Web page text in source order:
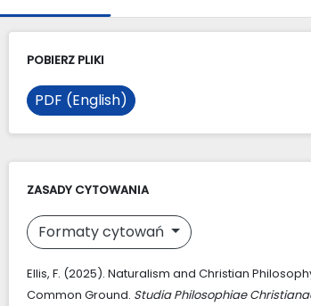
POBIERZ PLIKI
PDF (English)
ZASADY CYTOWANIA
Formaty cytowań
Ellis, F. (2025). Naturalism and Christian
Common Ground. Studia Philosophiae